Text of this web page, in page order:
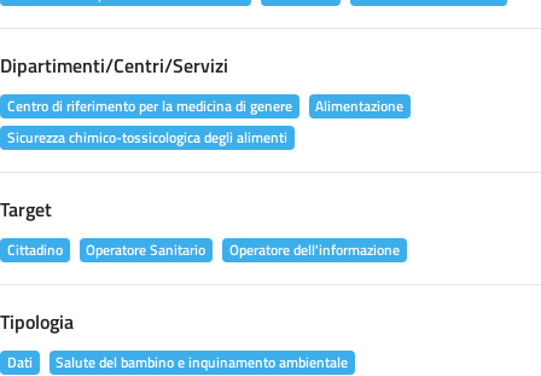
Dipartimenti/Centri/Servizi
Centro di riferimento per la medicina di genere
Alimentazione
Sicurezza chimico-tossicologica degli alimenti
Target
Cittadino Operatore Sanitario Operatore dell'informazione
Tipologia
Dati
Salute del bambino e inquinamento ambientale